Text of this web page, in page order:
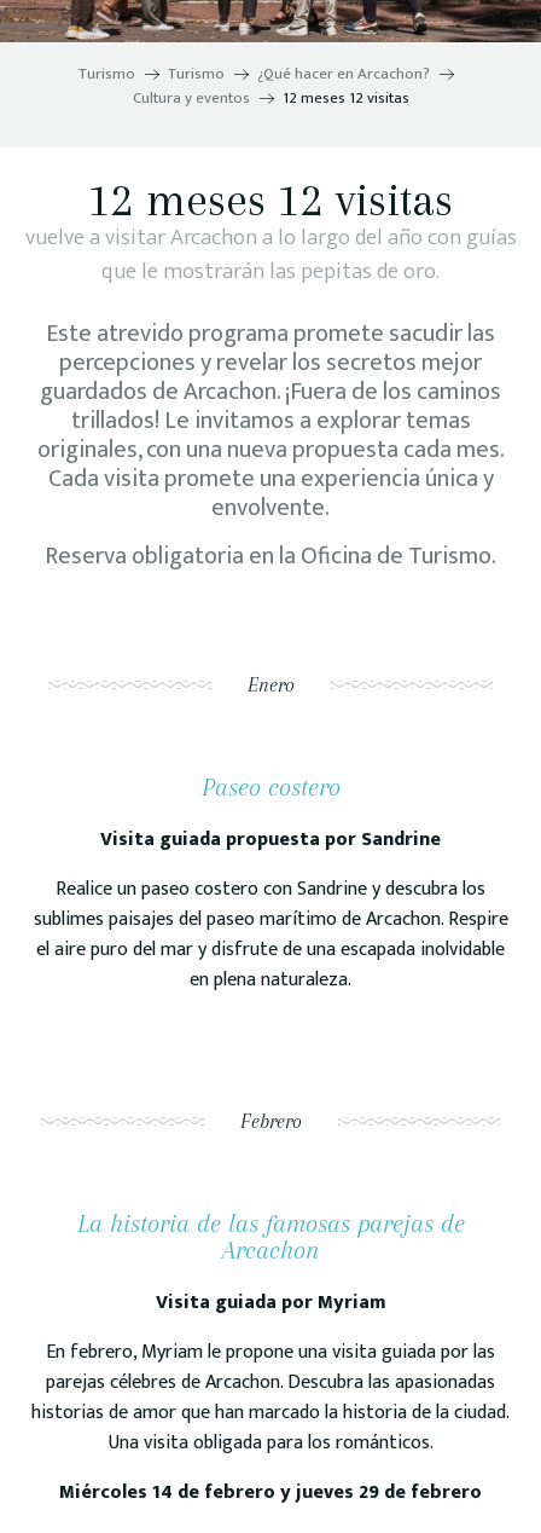
Turismo Turismo
¿Qué hacer en Arcachon?
Cultura y eventos
12 meses 12 visitas
12 meses 12 visitas
vuelve a visitar Arcachon a lo largo del año con guías
que le mostrarán las pepitas de oro.
Este atrevido programa promete sacudir las
percepciones y revelar los secretos mejor
guardados de Arcachon. ¡Fuera de los caminos
trillados! Le invitamos a explorar temas
originales, con una nueva propuesta cada mes.
Cada visita promete una experiencia única y
envolvente.
Reserva obligatoria en la Oficina de Turismo.
Enero
Paseo costero
Visita guiada propuesta por Sandrine
Realice un paseo costero con Sandrine y descubra los
sublimes paisajes del paseo marítimo de Arcachon. Respire
el aire puro del mar y disfrute de una escapada inolvidable
en plena naturaleza.
Febrero
La historia de las famosas parejas de
Arcachon
Visita guiada por Myriam
En febrero, Myriam le propone una visita guiada por las
parejas célebres de Arcachon. Descubra las apasionadas
historias de amor que han marcado la historia de la ciudad.
Una visita obligada para los románticos.
Miércoles 14 de febrero y jueves 29 de febrero